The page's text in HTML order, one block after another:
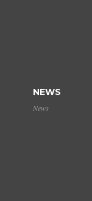
NEWS
News